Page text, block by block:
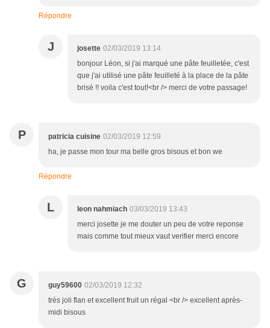
Répondre
J josette 02/03/2019 13:14
bonjour Léon, si j'ai marqué une pâte feuilletée, c'est
que j'ai utilisé une pâte feuilleté à la place de la pâte
brisé !! voila c'est tout!<br /> merci de votre passage!
P patricia cuisine 02/03/2019 12:59
ha, je passe mon tour ma belle gros bisous et bon we
Répondre
L leon nahmiach 03/03/2019 13:43
merci josette je me douter un peu de votre reponse
mais comme tout mieux vaut verifier merci encore
G guy59600 02/03/2019 12:32
très joli flan et excellent fruit un régal <br /> excellent après-
midi bisous